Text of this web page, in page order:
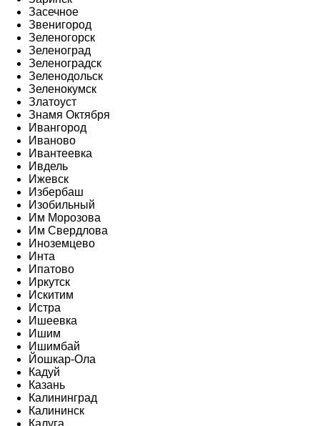
Засечное
Звенигород
Зеленогорск
Зеленоград
Зеленоградск
Зеленодольск
Зеленокумск
Златоуст
Знамя Октября
Ивангород
Иваново
Ивантеевка
Ивдель
Ижевск
Избербаш
Изобильный
Им Морозова
Им Свердлова
Иноземцево
Инта
Ипатово
Иркутск
Искитим
Истра
Ишеевка
Ишим
Ишимбай
Йошкар-Ола
Кадуй
Казань
Калининград
Калининск
Калуга